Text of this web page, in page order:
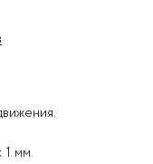
1 мм.